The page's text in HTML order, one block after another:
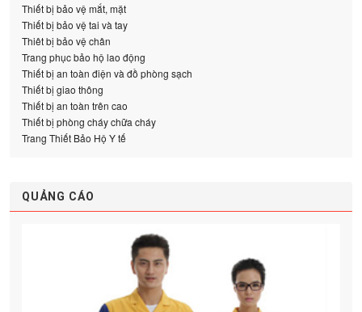
Thiết bị bảo vệ mắt, mặt
Thiết bị bảo vệ tai và tay
Thiêt bị bảo vệ chân
Trang phục bảo hộ lao động
Thiết bị an toàn điện và đồ phòng sạch
Thiết bị giao thông
Thiết bị an toàn trên cao
Thiết bị phòng cháy chữa cháy
Trang Thiết Bảo Hộ Y tế
QUẢNG CÁO